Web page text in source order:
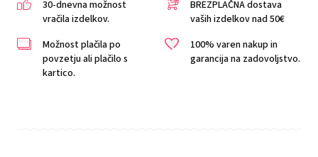
30-dnevna možnost
vračila izdelkov.
BREZPLAČNA dostava
vaših izdelkov nad 50€
Možnost plačila po
povzetju ali plačilo s
kartico.
100% varen nakup in
garancija na zadovoljstvo.